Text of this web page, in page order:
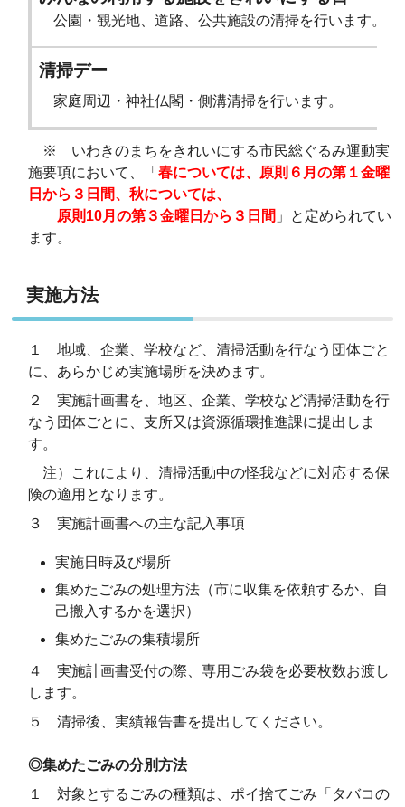
公園・観光地、道路、公共施設の清掃を行います。
清掃デー
家庭周辺・神社仏閣・側溝清掃を行います。
※ いわきのまちをきれいにする市民総ぐるみ運動実
施要項において、「春については、原則６月の第１金曜
日から３日間、秋については、
原則10月の第３金曜日から３日間 」と定められてい
ます。
実施方法
１ 地域、企業、学校など、清掃活動を行なう団体ごと
に、あらかじめ実施場所を決めます。
２ 実施計画書を、地区、企業、学校など清掃活動を行
なう団体ごとに、支所又は資源循環推進課に提出しま
す。
注）これにより、清掃活動中の怪我などに対応する保
険の適用となります。
３ 実施計画書への主な記入事項
実施日時及び場所
集めたごみの処理方法（市に収集を依頼するか、自
己搬入するかを選択）
集めたごみの集積場所
４ 実施計画書受付の際、専用ごみ袋を必要枚数お渡し
します。
５ 清掃後、実績報告書を提出してください。
◎集めたごみの分別方法
１ 対象とするごみの種類は、ポイ捨てごみ「タバコの